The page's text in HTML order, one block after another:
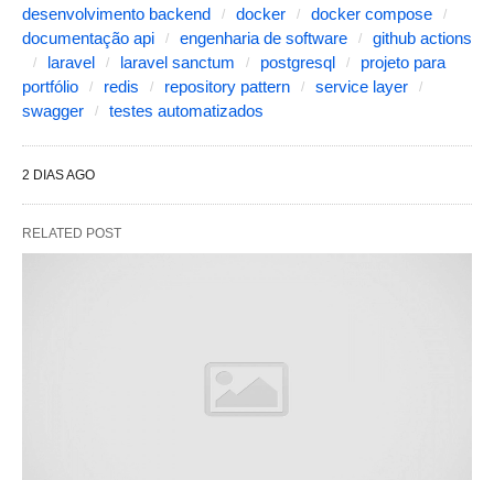
desenvolvimento backend
docker
docker compose
documentação api
engenharia de software
github actions
laravel
laravel sanctum postgresql
projeto para
portfólio
redis repository pattern
service layer
swagger
testes automatizados
2 DIAS AGO
RELATED POST